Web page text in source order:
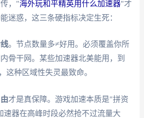
，"海外玩和平精英用什么加速器"才
迷惑，这三条硬指标决定生死：
。节点数量多≠好用。必须覆盖你所
骨干网。某些加速器北美能用，到
这种区域性失灵最致命。
才是真保障。游戏加速本质是"拼资
速器在高峰时段必然抢不过流量大